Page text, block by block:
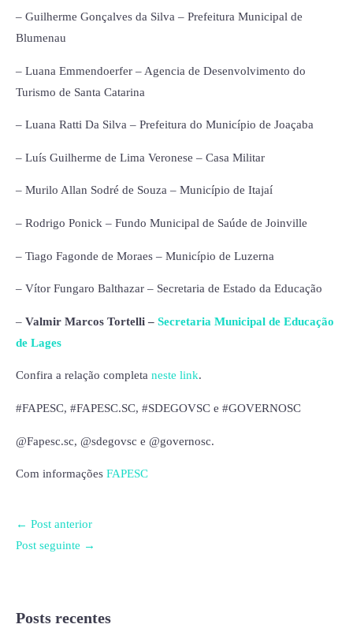
– Guilherme Gonçalves da Silva – Prefeitura Municipal de
Blumenau
– Luana Emmendoerfer – Agencia de Desenvolvimento do
Turismo de Santa Catarina
– Luana Ratti Da Silva – Prefeitura do Município de Joaçaba
– Luís Guilherme de Lima Veronese – Casa Militar
– Murilo Allan Sodré de Souza – Município de Itajaí
– Rodrigo Ponick – Fundo Municipal de Saúde de Joinville
– Tiago Fagonde de Moraes – Município de Luzerna
– Vítor Fungaro Balthazar – Secretaria de Estado da Educação
– Valmir Marcos Tortelli – Secretaria Municipal de Educação
de Lages
Confira a relação completa neste link.
#FAPESC, #FAPESC.SC, #SDEGOVSC e #GOVERNOSC
@Fapesc.sc, @sdegovsc e @governosc.
Com informações FAPESC
← Post anterior
Post seguinte →
Posts recentes